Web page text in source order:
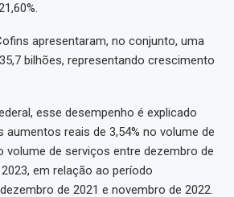
apresentaram, no conjunto, uma
bilhões, representando crescimento
esse desempenho é explicado
aumentos reais de 3,54% no volume de
volume de serviços entre dezembro de
em relação ao período
de 2021 e novembro de 2022.